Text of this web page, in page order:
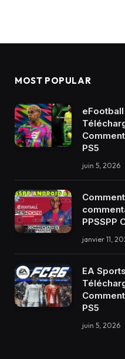
MOST POPULAR
eFootball
PS5
juin 5, 2026
PPSSPP
janvier 11,
EA
PS5
juin 5, 2026